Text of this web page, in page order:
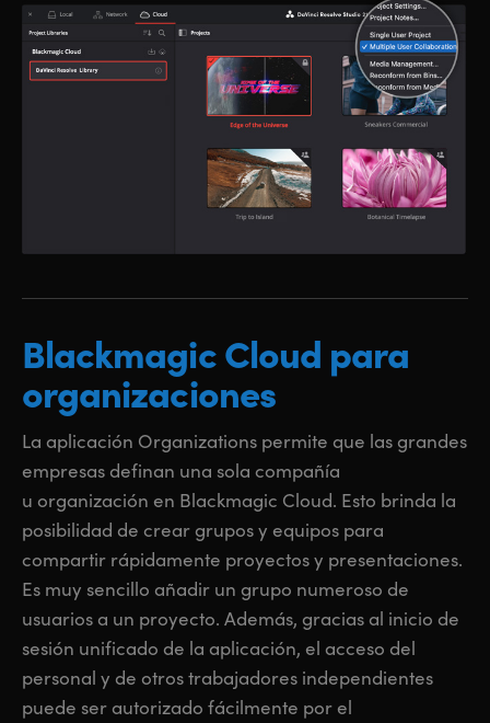
BlackmagicCloud para
organizaciones
La aplicación Organizations permite que las grandes
empresas definan una sola compañía
u organización en Blackmagic Cloud. Esto brinda la
posibilidad de crear grupos y equipos para
compartir rápidamente proyectos y presentaciones.
Es muy sencillo añadir un grupo numeroso de
usuarios a un proyecto. Además, gracias al inicio de
sesión unificado de la aplicación, el acceso del
personal y de otros trabajadores independientes
puede ser autorizado fácilmente por el